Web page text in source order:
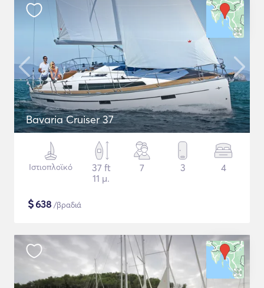
Bavaria Cruiser 37
Ιστιοπλοϊκό
37 ft
11 μ.
7 3 4
$638 /βραδιά